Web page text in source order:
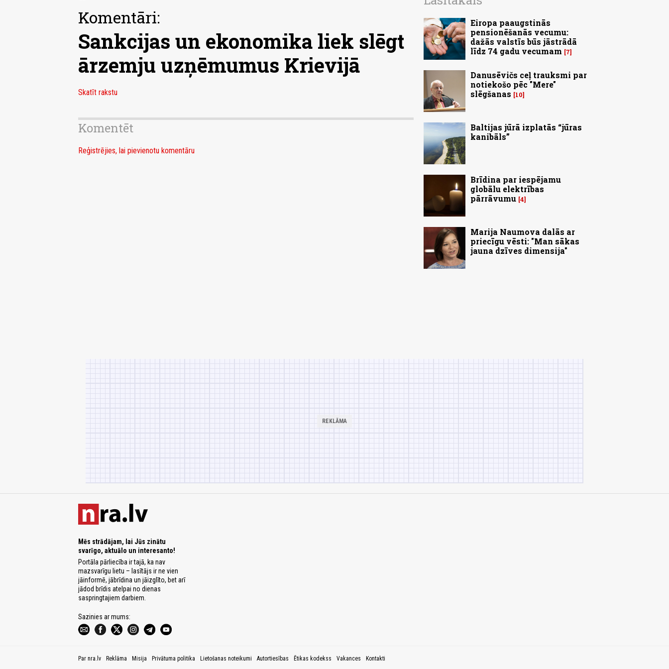
Komentāri:
Sankcijas un ekonomika liek slēgt
ārzemju uzņēmumus Krievijā
Skatīt rakstu
Komentēt
Reģistrējies, lai pievienotu komentāru
Eiropa paaugstinās
pensionēšanās vecumu:
dažās valstīs būs jāstrādā
līdz 74 gadu vecumam
7
Danusēvičs ceļ trauksmi par
notiekošo pēc "Mere"
slēgšanas
10
Baltijas jūrā izplatās “jūras
kanibāls”
Brīdina par iespējamu
globālu elektrības
pārrāvumu 4
Marija Naumova dalās ar
priecīgu vēsti: "Man sākas
jauna dzīves dimensija"
Mēs strādājam, lai Jūs zinātu
svarīgo, aktuālo un interesanto!
Portāla pārliecība ir tajā, ka nav
mazsvarīgu lietu – lasītājs ir ne vien
jāinformē, jābrīdina un jāizglīto, bet arī
jādod brīdis atelpai no dienas
saspringtajiem darbiem.
Sazinies ar mums:
Par nra.lv Reklāma Misija Privātuma politika Lietošanas noteikumi Autortiesības Ētikas kodekss Vakances Kontakti